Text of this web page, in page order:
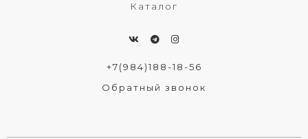
Каталог
+7(984)188-18-56
Обратный звонок